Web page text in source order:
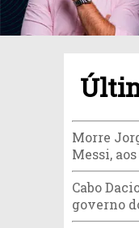
Morre
Messi,
Cabo
governo